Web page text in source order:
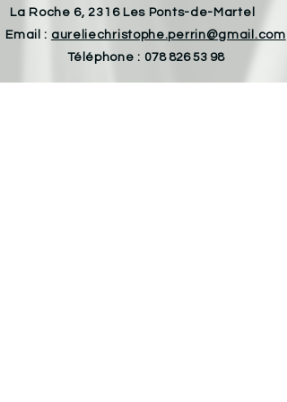
La Roche 6, 2316 Les Ponts-de-Martel
Email : aureliechristophe.perrin@gmail.com
Téléphone : 078 826 53 98